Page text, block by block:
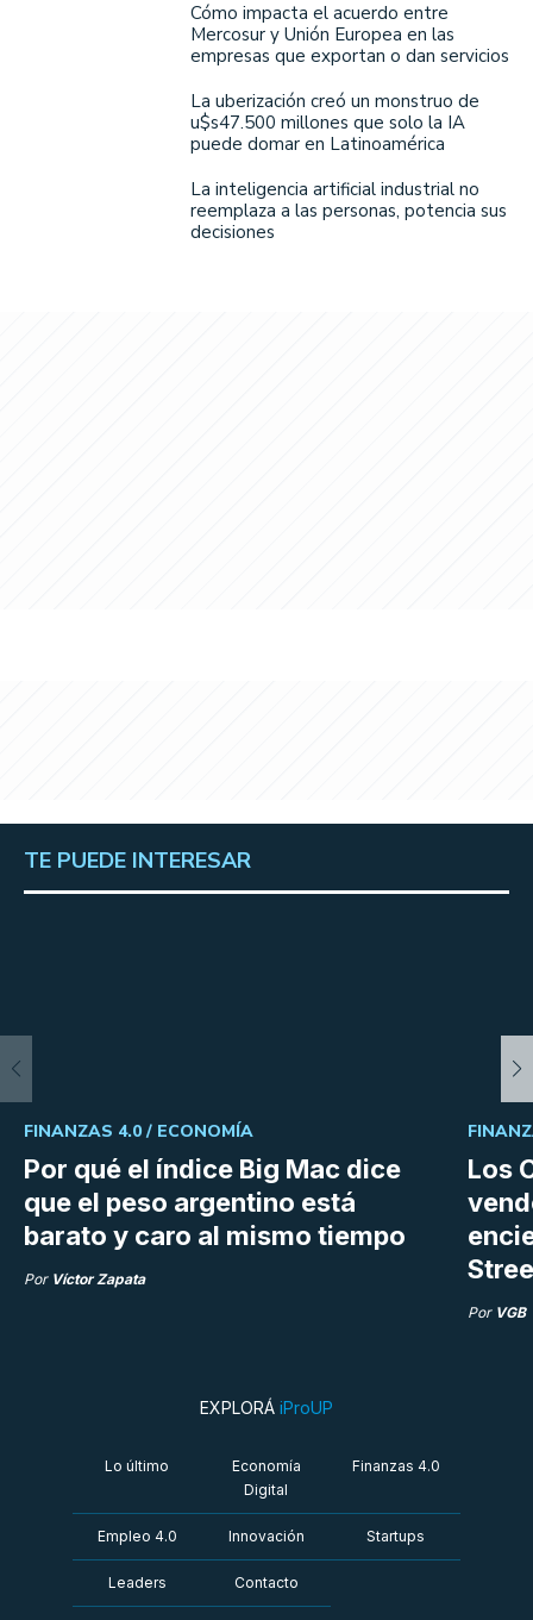
Cómo impacta el acuerdo entre
Mercosur y Unión Europea en las
empresas que exportan o dan servicios
La uberización creó un monstruo de
u$s47.500 millones que solo la IA
puede domar en Latinoamérica
La inteligencia artificial industrial no
reemplaza a las personas, potencia sus
decisiones
TE PUEDE INTERESAR
Por qué el índice Big Mac dice
que el peso argentino está
barato y caro al mismo tiempo
FINANZAS 4.0 / ECONOMÍA
Por Víctor Zapata
Los
Por VGB
EXPLORÁ iProUP
Lo último
Economía
Digital
Finanzas 4.0
Empleo 4.0 Innovación Startups
Leaders Contacto